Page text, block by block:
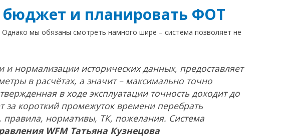
и планировать ФОТ
мы обязаны смотреть намного шире – система позволяет не
нормализации исторических данных, предоставляет
в расчётах, а значит – максимально точно
в ходе эксплуатации точность доходит до
короткий промежуток времени перебрать
нормативы, ТК, пожелания. Система
WFM Татьяна Кузнецова